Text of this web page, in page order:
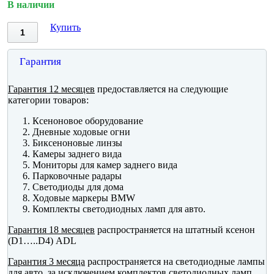
В наличии
Купить
Гарантия
Гарантия 12 месяцев предоставляется на следующие
категории товаров:
Ксеноновое оборудование
Дневные ходовые огни
Биксеноновые линзы
Камеры заднего вида
Мониторы для камер заднего вида
Парковочные радары
Светодиоды для дома
Ходовые маркеры BMW
Комплекты светодиодных ламп для авто.
Гарантия 18 месяцев распространяется на штатный ксенон
(D1…..D4) ADL
Гарантия 3 месяца распространяется на светодиодные лампы